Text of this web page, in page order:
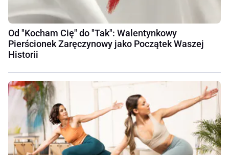
Od "Kocham Cię" do "Tak": Walentynkowy
Pierścionek Zaręczynowy jako Początek Waszej
Historii